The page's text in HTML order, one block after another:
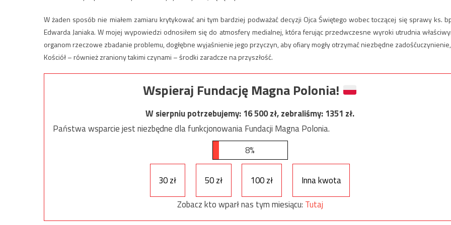
W żaden sposób nie miałem zamiaru krytykować ani tym bardziej podważać decyzji Ojca Świętego wobec toczącej się sprawy ks.
Edwarda Janiaka. W mojej wypowiedzi odnosiłem się do atmosfery medialnej, która ferując przedwczesne wyroki utrudnia
organom rzeczowe zbadanie problemu, dogłębne wyjaśnienie jego przyczyn, aby ofiary mogły otrzymać niezbędne
Kościół – również zraniony takimi czynami – środki zaradcze na przyszłość.
Wspieraj Fundację Magna Polonia!
W sierpniu potrzebujemy:16 500zł, zebraliśmy:1351 zł.
Państwa wsparcie jest niezbędne dla funkcjonowania Fundacji Magna Polonia.
8%
30 zł 50 zł 100 zł
Inna kwota
Zobacz kto wparł nas tym miesiącu: Tutaj